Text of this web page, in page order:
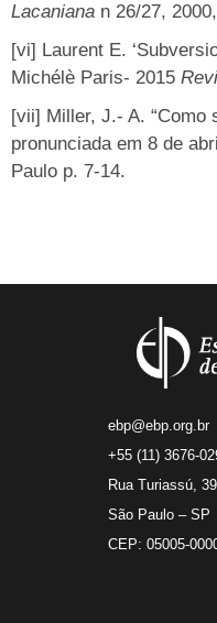
Lacaniana n 26/27,
[vi] Laurent E.
Michélè Paris- 2015
[vii] Miller, J.- A. “Como
pronunciada em 8 de
Paulo p. 7-14.
ebp@ebp.org.br
+55 (11) 3676-
Rua Turiassú,
São Paulo – SP
CEP: 05005-